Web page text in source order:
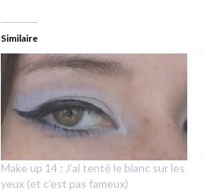
Similaire
Make up 14 : J’ai tenté le blanc sur les
yeux (et c’est pas fameux)